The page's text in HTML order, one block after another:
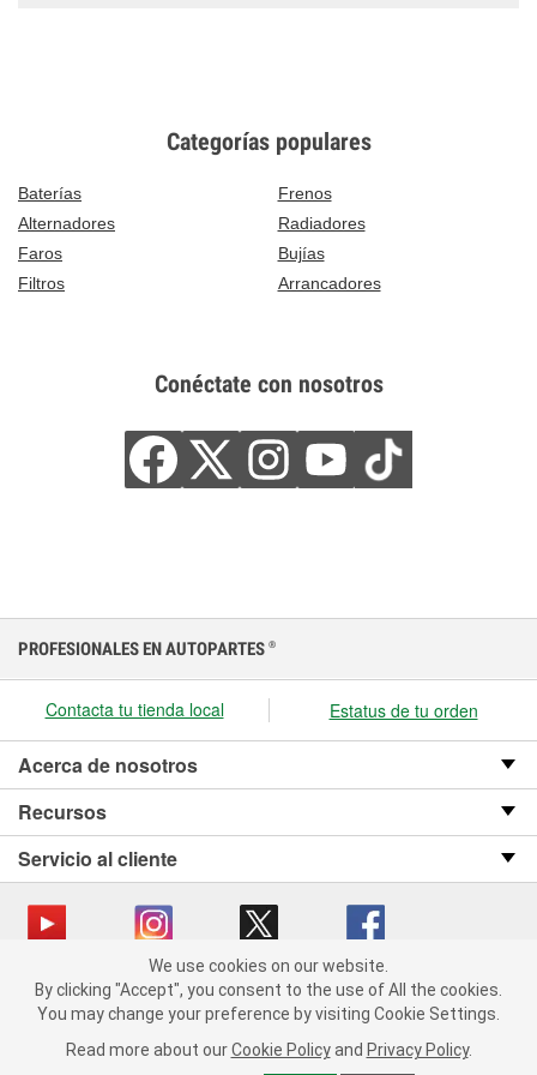
Categorías populares
Baterías
Frenos
Alternadores
Radiadores
Faros
Bujías
Filtros
Arrancadores
Conéctate con nosotros
We use cookies on our website. By clicking "Accept", you consent
to the use of All the cookies.
You may change your preference by visiting Cookie Settings.
Read more about our Cookie Policy and Privacy Policy.
PROFESIONALES EN AUTOPARTES ®
Contacta tu tienda local Estatus de tu orden
Acerca de nosotros
Recursos
Servicio al cliente
Copyright © 2008-2026 O’Reilly Auto Parts v OST_3.2.0.0.729 (3) cv1361
catalog_main
Política de privacidad
Ley de transparencia en las cadenas de suministro
We use cookies on our website.
By clicking "Accept", you consent to the use of All the cookies.
You may change your preference by visiting Cookie Settings.
Read more about our Cookie Policy and Privacy Policy.